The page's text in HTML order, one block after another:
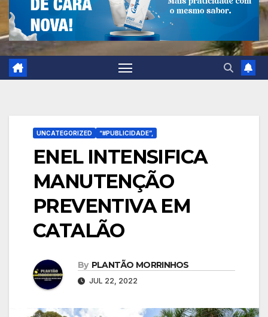
UNCATEGORIZED “#PUBLICIDADE”,
ENEL INTENSIFICA
MANUTENÇÃO
PREVENTIVA EM
CATALÃO
By PLANTÃO MORRINHOS
JUL 22, 2022